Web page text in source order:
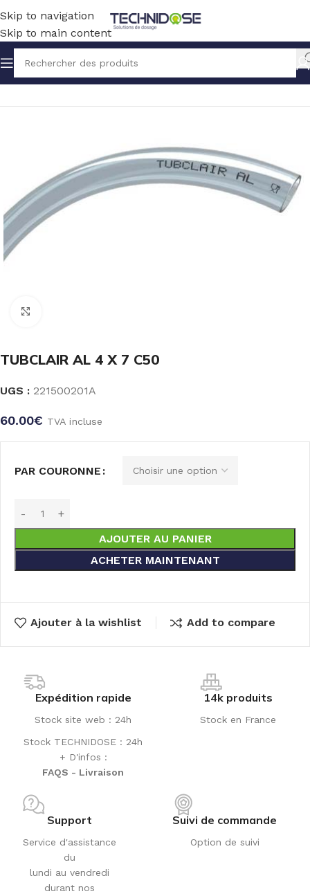
Skip to navigation
Skip to main content
Accueil TUYAUX ET RACCORDS TUYAUX PVC
TUBCLAIR AL 4 X 7 C50
UGS : 221500201A
60.00€ TVA incluse
PAR COURONNE
AJOUTER AU PANIER
ACHETER MAINTENANT
Ajouter à la wishlist Add to compare
Expédition rapide
Stock site web : 24h
Stock TECHNIDOSE : 24h
+ D'infos :
FAQS - Livraison
14k produits
Stock en France
Support
Service d'assistance
du
lundi au vendredi
durant nos
Suivi de commande
Option de suivi